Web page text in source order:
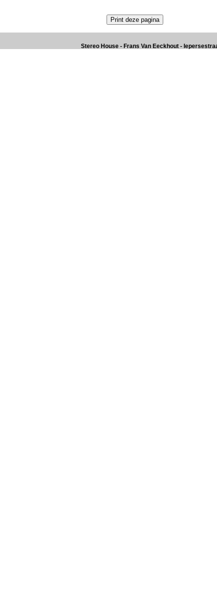
Stereo House - Frans Van Eeckhout -